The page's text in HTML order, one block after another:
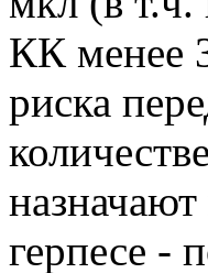
КК менее
риска
герпесе -